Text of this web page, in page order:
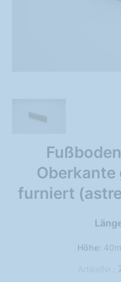
Oberkante
furniert
Höhe:
ArtikelNr.: